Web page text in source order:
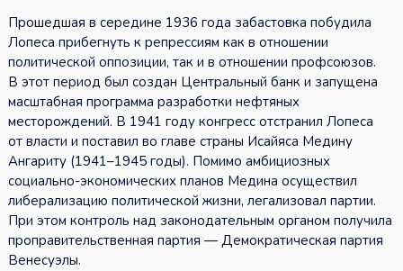
Прошедшая в середине 1936 года забастовка побудила
Лопеса прибегнуть к репрессиям как в отношении
политической оппозиции, так и в отношении профсоюзов.
В этот период был создан Центральный банк и запущена
масштабная программа разработки нефтяных
месторождений. В 1941 году конгресс отстранил Лопеса
от власти и поставил во главе страны Исайяса Медину
Ангариту (1941–1945 годы). Помимо амбициозных
социально-экономических планов Медина осуществил
либерализацию политической жизни, легализовал партии.
При этом контроль над законодательным органом получила
проправительственная партия — Демократическая партия
Венесуэлы.